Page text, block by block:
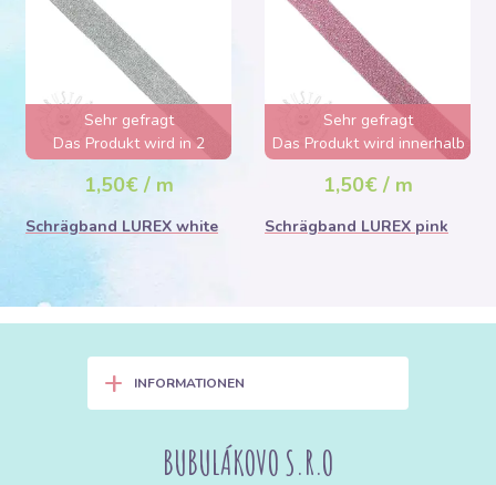
Sehr gefragt
Das Produkt wird in 2
Tagen ausverkauft sein
1,50€ / m
Schrägband LUREX white
Sehr gefragt
Das Produkt wird innerhalb
von wenigen Stunden
ausverkauft sein
1,50€ / m
Schrägband LUREX pink
+ INFORMATIONEN
BUBULÁKOVO S.R.O